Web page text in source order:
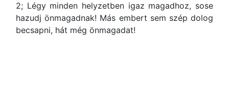
2; Légy minden helyzetben igaz magadhoz, sose
hazudj önmagadnak! Más embert sem szép dolog
becsapni, hát még önmagadat!